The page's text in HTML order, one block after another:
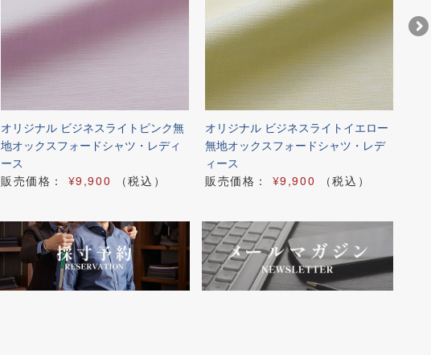
オリジナル ビジネスライトピンク無
地オックスフォードシャツ・レディ
ース
販売価格： ¥9,900 （税込）
オリジナル ビジネスライトイエロー
無地オックスフォードシャツ・レデ
ィース
販売価格： ¥9,900 （税込）